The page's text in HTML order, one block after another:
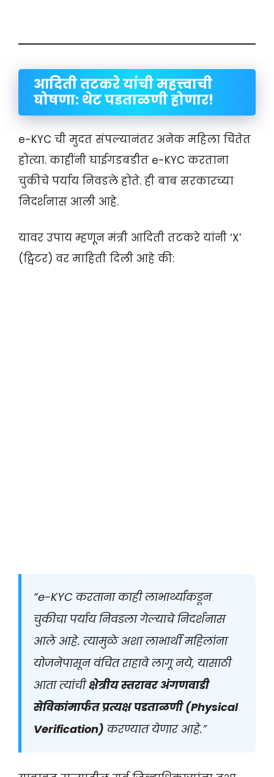
आदिती तटकरे यांची महत्त्वाची
घोषणा: थेट पडताळणी होणार!
e-KYC ची मुदत संपल्यानंतर अनेक महिला चिंतेत
होत्या. काहींनी घाईगडबडीत e-KYC करताना
चुकीचे पर्याय निवडले होते. ही बाब सरकारच्या
निदर्शनास आली आहे.
यावर उपाय म्हणून मंत्री आदिती तटकरे यांनी ‘X’
(ट्विटर) वर माहिती दिली आहे की:
“e-KYC करताना काही लाभार्थ्यांकडून
चुकीचा पर्याय निवडला गेल्याचे निदर्शनास
आले आहे. त्यामुळे अशा लाभार्थी महिलांना
योजनेपासून वंचित राहावे लागू नये, यासाठी
आता त्यांचीक्षेत्रीय स्तरावर अंगणवाडी
सेविकांमार्फत प्रत्यक्ष पडताळणी (Physical
Verification) करण्यात येणार आहे.”